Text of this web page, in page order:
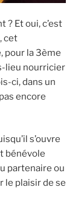
? Et oui, c’est
cet
pour la 3ème
lieu nourricier
ci, dans un
encore
s’ouvre
bénévole
partenaire ou
le plaisir de se